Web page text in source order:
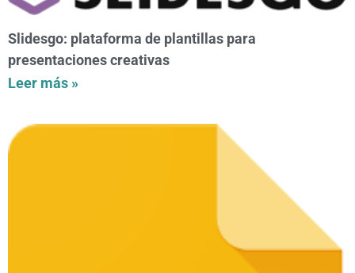
Slidesgo: plataforma de plantillas para
presentaciones creativas
Leer más »